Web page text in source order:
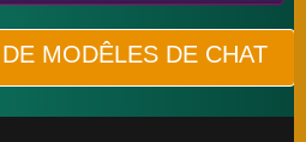
MODÊLES DE CHAT